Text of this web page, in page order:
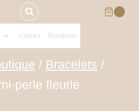
Ouvrir/fermer
enfant
Contact Newsletter
/ Bracelets /
perle fleurie